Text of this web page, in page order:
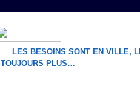
LES BESOINS SONT EN VILLE,
TOUJOURS PLUS…